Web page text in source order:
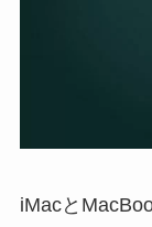
iMacと